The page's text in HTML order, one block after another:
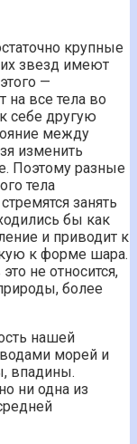
крупные
звезд имеют
—
на все тела во
себе другую
между
изменить
Поэтому разные
тела
занять
бы как
и приводит к
к форме шара.
не относится,
более
нашей
морей и
впадины.
ни одна из